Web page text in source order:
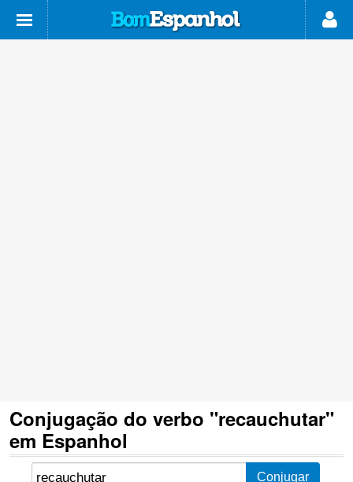
Conjugação do verbo "recauchutar"
em Espanhol